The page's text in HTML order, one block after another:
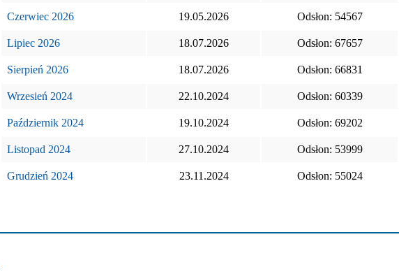
Czerwiec 2026 19.05.2026 Odsłon: 54567
Lipiec 2026 18.07.2026 Odsłon: 67657
Sierpień 2026 18.07.2026 Odsłon: 66831
Wrzesień 2024 22.10.2024 Odsłon: 60339
Październik 2024 19.10.2024 Odsłon: 69202
Listopad 2024 27.10.2024 Odsłon: 53999
Grudzień 2024 23.11.2024 Odsłon: 55024